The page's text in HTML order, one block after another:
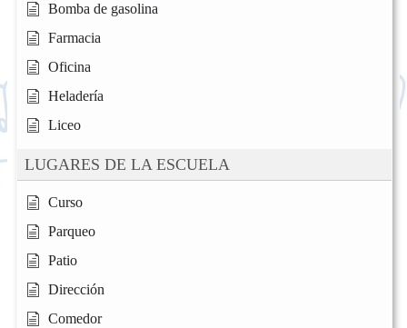
Bomba de gasolina
Farmacia
Oficina
Heladería
Liceo
LUGARES DE LA ESCUELA
Curso
Parqueo
Patio
Dirección
Comedor